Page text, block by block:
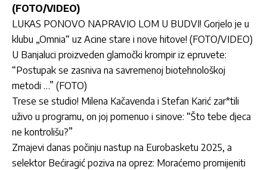
(FOTO/VIDEO)
LUKAS PONOVO NAPRAVIO LOM U BUDVI! Gorjelo je u
klubu „Omnia“ uz Acine stare i nove hitove! (FOTO/VIDEO)
U Banjaluci proizveden glamočki krompir iz epruvete:
“Postupak se zasniva na savremenoj biotehnološkoj
metodi …” (FOTO)
Trese se studio! Milena Kačavenda i Stefan Karić zar*tili
uživo u programu, on joj pomenuo i sinove: “Što tebe djeca
ne kontrolišu?”
Zmajevi danas počinju nastup na Eurobasketu 2025, a
selektor Bećiragić poziva na oprez: Moraćemo promijeniti